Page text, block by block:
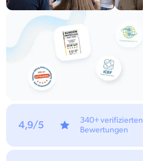
4,9/5
340+ verifizierten
Bewertungen